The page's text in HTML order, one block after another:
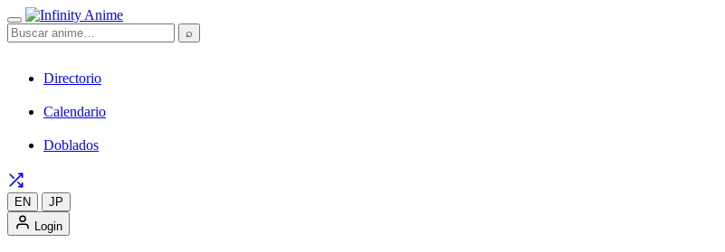
⌕
Directorio
Calendario
Doblados
EN
JP
Login